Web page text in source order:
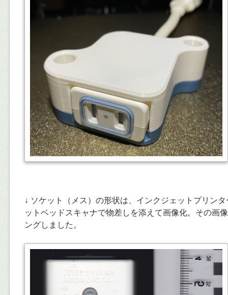
↓ ソケット（メス）の形状は、インクジェットプリン
ットベッドスキャナで物差しを添えて画像化。その画
ングしました。